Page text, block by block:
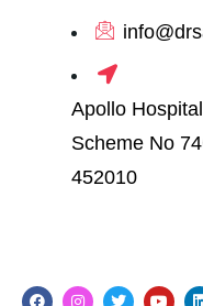
Apollo
Scheme No
452010